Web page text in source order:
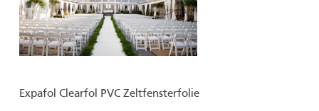
Expafol Clearfol PVC Zeltfensterfolie